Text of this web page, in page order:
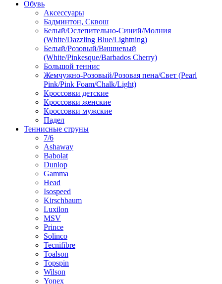
Обувь
Аксессуары
Бадминтон, Сквош
Белый/Ослепительно-Синий/Молния
(White/Dazzling Blue/Lightning)
Белый/Розовый/Вишневый
(White/Pinkesque/Barbados Cherry)
Большой теннис
Жемчужно-Розовый/Розовая пена/Свет (Pearl
Pink/Pink Foam/Chalk/Light)
Кроссовки детские
Кроссовки женские
Кроссовки мужские
Падел
Теннисные струны
7/6
Ashaway
Babolat
Dunlop
Gamma
Head
Isospeed
Kirschbaum
Luxilon
MSV
Prince
Solinco
Tecnifibre
Toalson
Topspin
Wilson
Yonex